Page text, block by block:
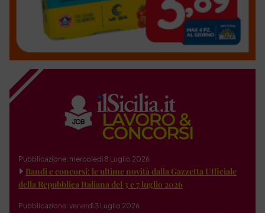
Pubblicazione: mercoledì 8 Luglio 2026
Bandi e concorsi: le ultime novità dalla Gazzetta Ufficiale
della Repubblica Italiana del 3 e 7 luglio 2026
Pubblicazione: venerdì 3 Luglio 2026